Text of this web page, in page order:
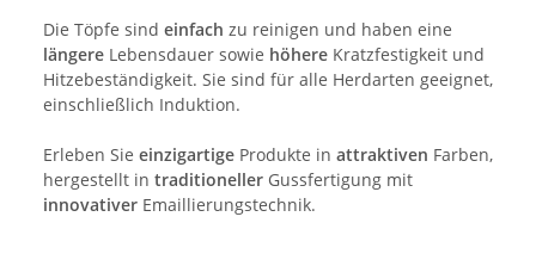
Die Töpfe sind einfach zu reinigen und haben eine
längere Lebensdauer sowie höhere Kratzfestigkeit und
Hitzebeständigkeit. Sie sind für alle Herdarten geeignet,
einschließlich Induktion.
Erleben Sie einzigartige Produkte in attraktiven Farben,
hergestellt in traditioneller Gussfertigung mit
innovativer Emaillierungstechnik.